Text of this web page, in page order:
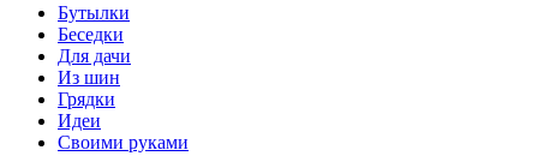
Бутылки
Беседки
Для дачи
Из шин
Грядки
Идеи
Своими руками